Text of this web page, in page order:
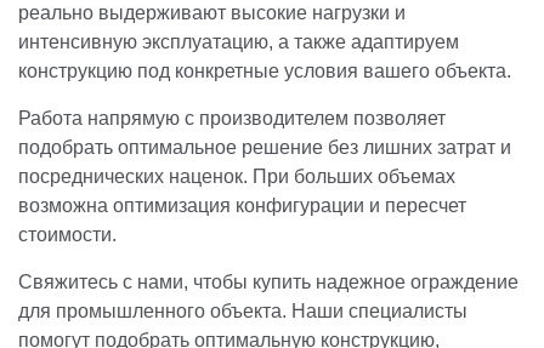
реально выдерживают высокие нагрузки и
интенсивную эксплуатацию, а также адаптируем
конструкцию под конкретные условия вашего объекта.
Работа напрямую с производителем позволяет
подобрать оптимальное решение без лишних затрат и
посреднических наценок. При больших объемах
возможна оптимизация конфигурации и пересчет
стоимости.
Свяжитесь с нами, чтобы купить надежное ограждение
для промышленного объекта. Наши специалисты
помогут подобрать оптимальную конструкцию,